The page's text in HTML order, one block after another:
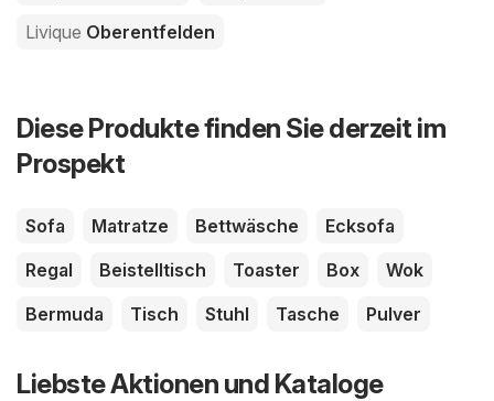
Livique Oberentfelden
Diese Produkte finden Sie derzeit im
Prospekt
Sofa Matratze Bettwäsche
Ecksofa
Regal
Beistelltisch Toaster Box
Wok
Bermuda
Tisch Stuhl Tasche Pulver
Liebste Aktionen und Kataloge